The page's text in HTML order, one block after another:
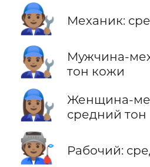
🧑🏽‍🔧 Механик:
👨🏽‍🔧
Мужчина-
тон кожи
👩🏽‍🔧
Женщина-
средний
🧑🏽‍🏭 Рабочий: